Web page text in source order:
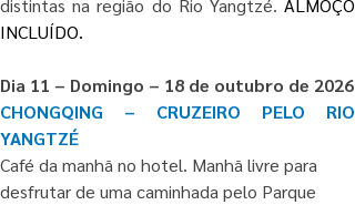
distintas na região do Rio Yangtzé. ALMOÇO
INCLUÍDO.
Dia 11 – Domingo – 18 de outubro de 2026
CHONGQING – CRUZEIRO PELO RIO
YANGTZÉ
Café da manhã no hotel. Manhã livre para
desfrutar de uma caminhada pelo Parque